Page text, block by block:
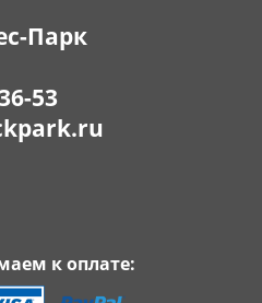
Парк
53
к оплате: